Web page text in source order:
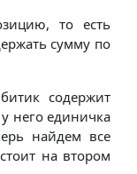
то есть
сумму по
содержит
него единичка
найдем все
на втором